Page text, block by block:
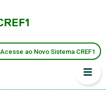
Acesse ao Novo Sistema CREF1